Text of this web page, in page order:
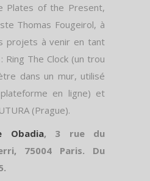
Plates of the Present,
Thomas Fougeirol, à
projets à venir en tant
Ring The Clock (un trou
dans un mur, utilisé
en ligne) et
(Prague).
Obadia, 3 rue du
75004 Paris. Du